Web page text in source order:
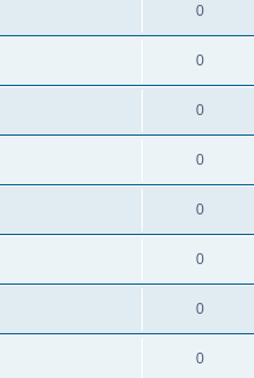
0
0
0
0
0
0
0
0